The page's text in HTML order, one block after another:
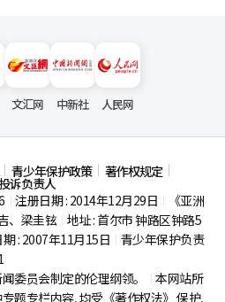
文汇网 中新社 人民网
青少年保护政策 著作权规定
诉负责人
注册日期 : 2014年12月29日
《亚洲
、梁圭铉 地址 : 首尔市钟路区钟路5
: 2007年11月15日
青少年保护负责
委员会制定的伦理纲领。
本网站所
题专栏内容, 均受《著作权法》 保护,